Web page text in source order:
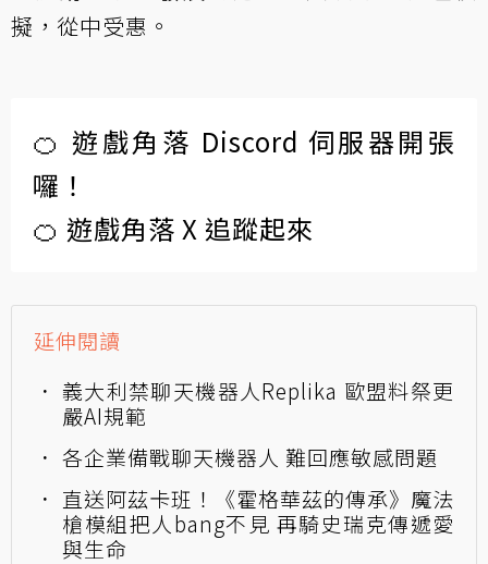
擬，從中受惠。
🍊 遊戲角落 Discord 伺服器開張
囉！
🍊 遊戲角落 X 追蹤起來
延伸閱讀
義大利禁聊天機器人Replika 歐盟料祭更
嚴AI規範
各企業備戰聊天機器人 難回應敏感問題
直送阿茲卡班！《霍格華茲的傳承》魔法
槍模組把人bang不見 再騎史瑞克傳遞愛
與生命